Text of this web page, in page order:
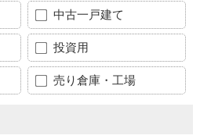
中古一戸建て
投資用
売り倉庫・工場